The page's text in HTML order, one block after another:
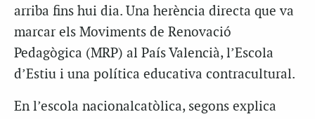
arriba fins hui dia. Una herència directa que va
marcar els Moviments de Renovació
Pedagògica (MRP) al País Valencià, l’Escola
d’Estiu i una política educativa contracultural.
En l’escola nacionalcatòlica, segons explica